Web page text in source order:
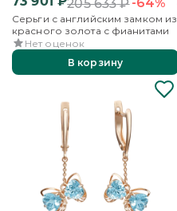
205 633₽
Серьги с английским замком из
красного золота с фианитами
Нет оценок
В корзину